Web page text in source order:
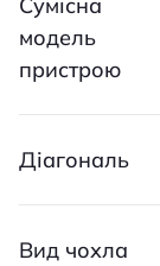
модель
пристрою
Діагональ
Вид чохла